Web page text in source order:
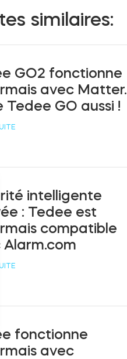
similaires:
GO2 fonctionne
avec Matter.
Tedee GO aussi !
intelligente
: Tedee est
compatible
Alarm.com
fonctionne
avec